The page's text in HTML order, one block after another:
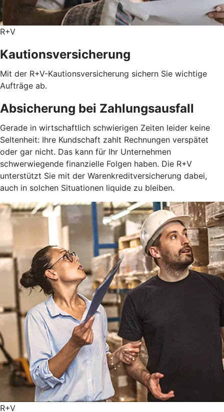
R+V
Kautionsversicherung
Mit der R+V-Kautionsversicherung sichern Sie wichtige
Aufträge ab.
Absicherung bei Zahlungsausfall
Gerade in wirtschaftlich schwierigen Zeiten leider keine
Seltenheit: Ihre Kundschaft zahlt Rechnungen verspätet
oder gar nicht. Das kann für Ihr Unternehmen
schwerwiegende finanzielle Folgen haben. Die R+V
unterstützt Sie mit der Warenkreditversicherung dabei,
auch in solchen Situationen liquide zu bleiben.
R+V